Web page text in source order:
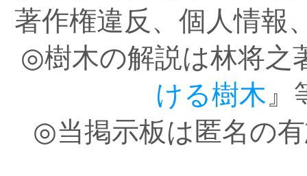
著作権違反、個人情報
◎樹木の解説は林将之
ける樹木』
◎当掲示板は匿名の